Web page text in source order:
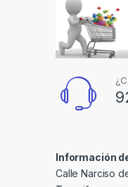
Información
Calle Narciso